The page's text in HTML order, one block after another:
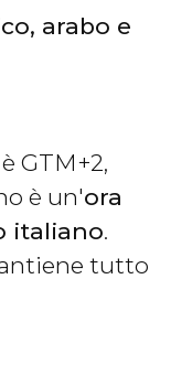
arabo e
GTM+2,
è un'ora
italiano.
tutto